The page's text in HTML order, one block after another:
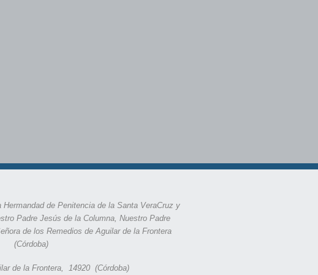
de Penitencia de la Santa VeraCruz y
Padre Jesús de la Columna, Nuestro Padre
de los Remedios de Aguilar de la Frontera
(Córdoba)
de la Frontera, 14920 (Córdoba)